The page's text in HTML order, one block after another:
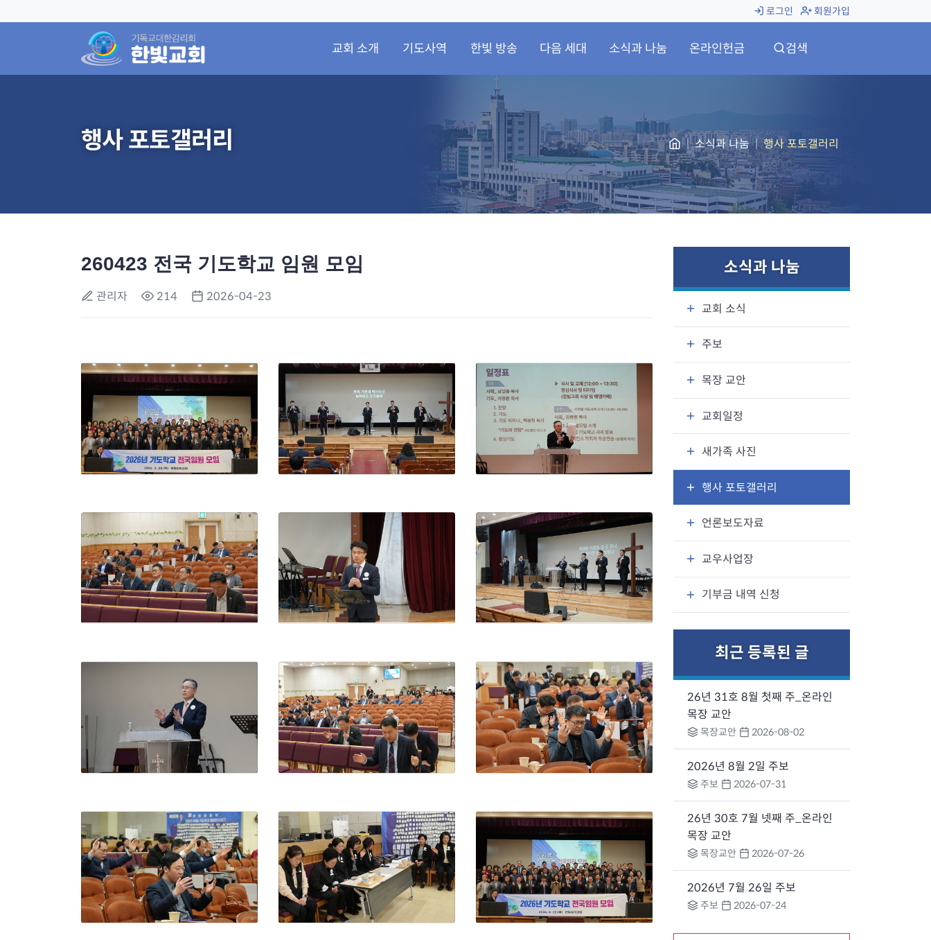
로그인 회원가입
교회 소개 기도사역 한빛 방송 다음 세대 소식과 나눔 온라인헌금 검색
행사 포토갤러리 소식과 나눔 행사 포토갤러리
260423 전국 기도학교 임원 모임
관리자 214 2026-04-23
소식과 나눔
교회 소식
주보
목장 교안
교회일정
새가족 사진
행사 포토갤러리
언론보도자료
교우사업장
기부금 내역 신청
최근 등록된 글
26년 31호 8월 첫째 주_온라인
목장 교안
목장교안 2026-08-02
2026년 8월 2일 주보
주보 2026-07-31
26년 30호 7월 넷째 주_온라인
목장 교안
목장교안 2026-07-26
2026년 7월 26일 주보
주보 2026-07-24